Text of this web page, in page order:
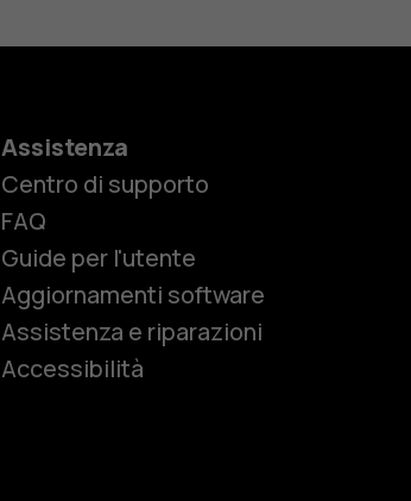
Assistenza
Centro di supporto
FAQ
Guide per l'utente
Aggiornamenti software
Assistenza e riparazioni
Accessibilità